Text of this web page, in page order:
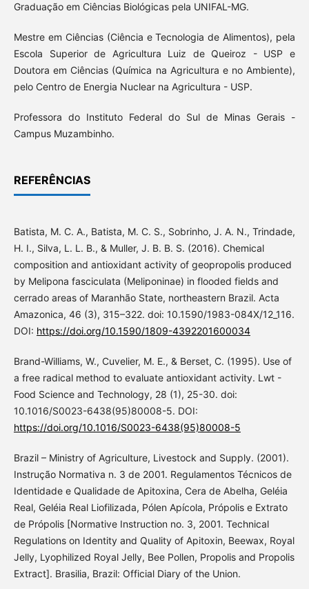
Graduação em Ciências Biológicas pela UNIFAL-MG.
Mestre em Ciências (Ciência e Tecnologia de Alimentos), pela
Escola Superior de Agricultura Luiz de Queiroz - USP e
Doutora em Ciências (Química na Agricultura e no Ambiente),
pelo Centro de Energia Nuclear na Agricultura - USP.
Professora do Instituto Federal do Sul de Minas Gerais -
Campus Muzambinho.
REFERÊNCIAS
Batista, M. C. A., Batista, M. C. S., Sobrinho, J. A. N., Trindade,
H. I., Silva, L. L. B., & Muller, J. B. B. S. (2016). Chemical
composition and antioxidant activity of geopropolis produced
by Melipona fasciculata (Meliponinae) in flooded fields and
cerrado areas of Maranhão State, northeastern Brazil. Acta
Amazonica, 46 (3), 315–322. doi: 10.1590/1983-084X/12_116.
DOI: https://doi.org/10.1590/1809-4392201600034
Brand-Williams, W., Cuvelier, M. E., & Berset, C. (1995). Use of
a free radical method to evaluate antioxidant activity. Lwt -
Food Science and Technology, 28 (1), 25-30. doi:
10.1016/S0023-6438(95)80008-5. DOI:
https://doi.org/10.1016/S0023-6438(95)80008-5
Brazil – Ministry of Agriculture, Livestock and Supply. (2001).
Instrução Normativa n. 3 de 2001. Regulamentos Técnicos de
Identidade e Qualidade de Apitoxina, Cera de Abelha, Geléia
Real, Geléia Real Liofilizada, Pólen Apícola, Própolis e Extrato
de Própolis [Normative Instruction no. 3, 2001. Technical
Regulations on Identity and Quality of Apitoxin, Beewax, Royal
Jelly, Lyophilized Royal Jelly, Bee Pollen, Propolis and Propolis
Extract]. Brasilia, Brazil: Official Diary of the Union.